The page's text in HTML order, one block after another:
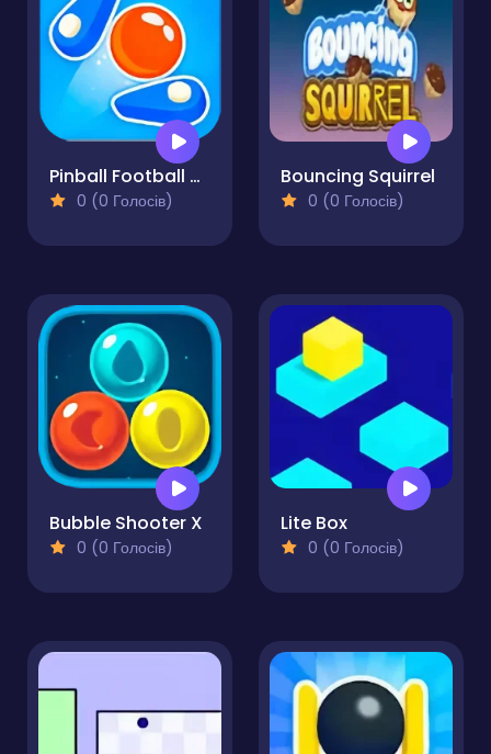
Pinball Football Champion
0 (0 Голосів)
Bouncing Squirrel
0 (0 Голосів)
Bubble Shooter X
0 (0 Голосів)
Lite Box
0 (0 Голосів)